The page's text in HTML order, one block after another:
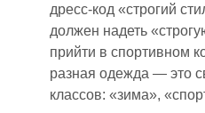
дресс-код «строгий
должен надеть
прийти в спортивном
разная одежда — это
классов: «зима»,